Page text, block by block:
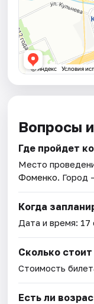
Вопросы
Где пройдет
Место
Фоменко. Город
Когда
Дата и время: 17
Сколько
Стоимость
Есть ли